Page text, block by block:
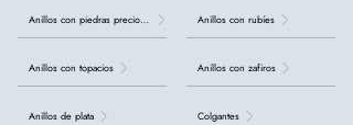
Anillos con piedras preciosas
Anillos con topacios
Anillos de plata
Anillos con rubíes
Anillos con zafiros
Colgantes